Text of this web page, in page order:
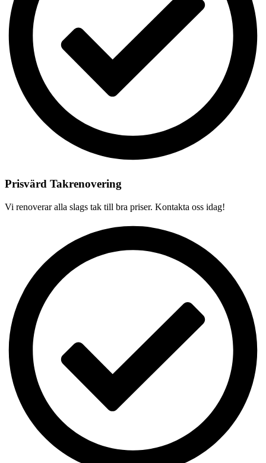
Prisvärd Takrenovering
Vi renoverar alla slags tak till bra priser. Kontakta oss idag!